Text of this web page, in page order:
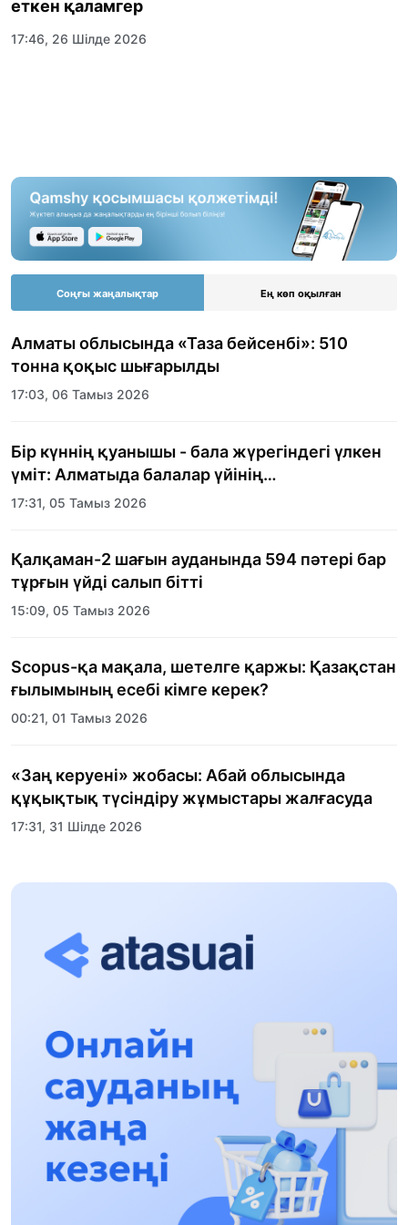
еткен қаламгер
17:46, 26 Шілде 2026
Соңғы жаңалықтар Ең көп оқылған
Алматы облысында «Таза бейсенбі»: 510
тонна қоқыс шығарылды
17:03, 06 Тамыз 2026
Бір күннің қуанышы - бала жүрегіндегі үлкен
үміт: Алматыда балалар үйінің
тәрбиеленушілеріне мерекелік күн
17:31, 05 Тамыз 2026
Қалқаман-2 шағын ауданында 594 пәтері бар
тұрғын үйді салып бітті
15:09, 05 Тамыз 2026
Scopus-қа мақала, шетелге қаржы: Қазақстан
ғылымының есебі кімге керек?
00:21, 01 Тамыз 2026
«Заң керуені» жобасы: Абай облысында
құқықтық түсіндіру жұмыстары жалғасуда
17:31, 31 Шілде 2026
Халықаралық «Формула-1 H2O» жарысын
13:13, 30 Шілде 2026
12:01, 28 Шілде 2026
Абзал Достияр: Думан Мұхаметкәрімді
Алматы түрмесіне ауыстыруы мүмкін
16:15, 27 Шілде 2026
Өскенбай Құлатайұлы: Руханиятқа қызмет